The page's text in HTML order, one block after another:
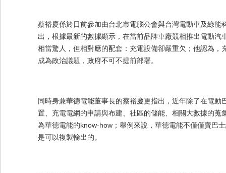
蔡裕慶係於日前參加由台北市電腦公會與台灣電動車及綠
出，根據最新的數據顯示，在當前品牌車廠競相推出電動
相當驚人，但相對應的配套：充電設備卻嚴重欠；他認為
成為政治議題，政府不可不提前部署。
同時身兼華德電能董事長的蔡裕慶更指出，近年除了在電
置、充電電網的申請與布建、社區的儲能、相關大數據的
為華德電能的know-how；舉例來說，華德電能不僅僅賣巴
是可以複製輸出的。